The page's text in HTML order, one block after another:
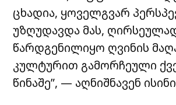
ცხადია, ყოველგვარ
უზღუდავდა მას,
წარდგენილიყო ღვინის
კულტურით გამორჩეული
წინაშე”, — აღნიშნავენ